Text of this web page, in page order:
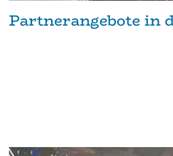
Partnerangebote in